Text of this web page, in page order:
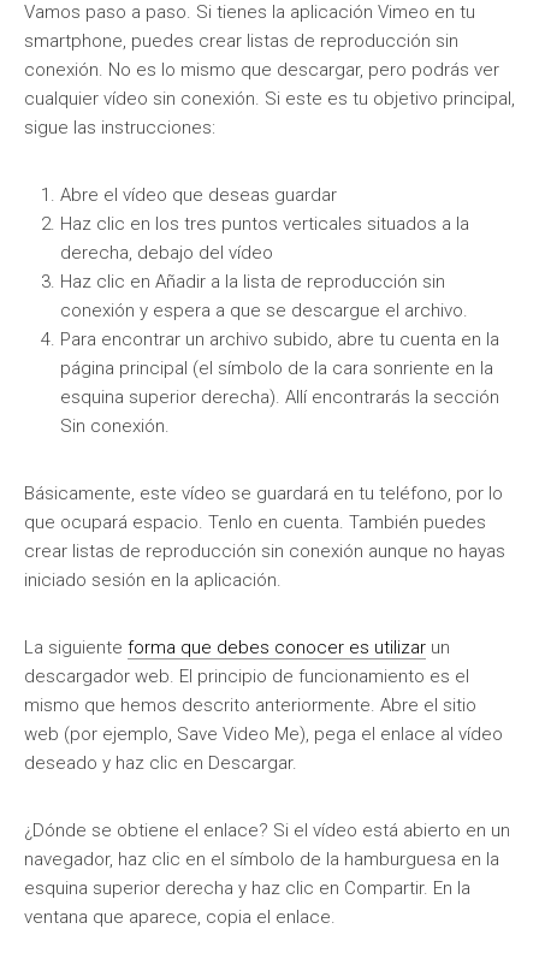
Vamos paso a paso. Si tienes la aplicación Vimeo en tu
smartphone, puedes crear listas de reproducción sin
conexión. No es lo mismo que descargar, pero podrás ver
cualquier vídeo sin conexión. Si este es tu objetivo principal,
sigue las instrucciones:
Abre el vídeo que deseas guardar
Haz clic en los tres puntos verticales situados a la
derecha, debajo del vídeo
Haz clic en Añadir a la lista de reproducción sin
conexión y espera a que se descargue el archivo.
Para encontrar un archivo subido, abre tu cuenta en la
página principal (el símbolo de la cara sonriente en la
esquina superior derecha). Allí encontrarás la sección
Sin conexión.
Básicamente, este vídeo se guardará en tu teléfono, por lo
que ocupará espacio. Tenlo en cuenta. También puedes
crear listas de reproducción sin conexión aunque no hayas
iniciado sesión en la aplicación.
La siguiente forma que debes conocer es utilizar un
descargador web. El principio de funcionamiento es el
mismo que hemos descrito anteriormente. Abre el sitio
web (por ejemplo, Save Video Me), pega el enlace al vídeo
deseado y haz clic en Descargar.
¿Dónde se obtiene el enlace? Si el vídeo está abierto en un
navegador, haz clic en el símbolo de la hamburguesa en la
esquina superior derecha y haz clic en Compartir. En la
ventana que aparece, copia el enlace.